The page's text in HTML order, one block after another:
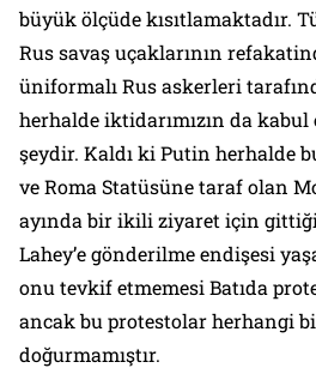
büyük ölçüde kısıtlamaktadır.
Rus savaş uçaklarının
üniformalı Rus askerleri
herhalde iktidarımızın da
şeydir. Kaldı ki Putin herhalde
ve Roma Statüsüne taraf olan
ayında bir ikili ziyaret için
Lahey’e gönderilme endişesi
onu tevkif etmemesi Batıda
ancak bu protestolar herhangi
doğurmamıştır.